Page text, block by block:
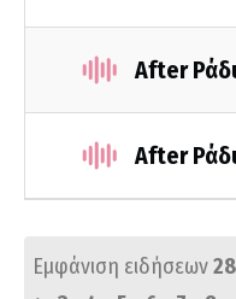
After
After
Εμφάνιση ειδήσεων